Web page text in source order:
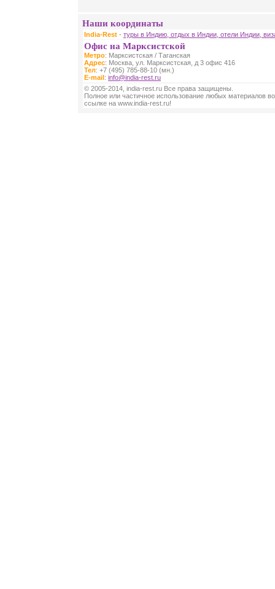
Наши координаты
India-Rest - туры в Индию, отдых в Индии, отели Индии,
Офис на Марксистской
Метро: Марксистская / Таганская
Адрес: Москва, ул. Марксистская, д 3 офис 416
Тел: +7 (495) 785-88-10 (мн.)
E-mail: info@india-rest.ru
© 2005-2014, india-rest.ru Все права защищены.
Полное или частичное использование любых материалов
ссылке на www.india-rest.ru!